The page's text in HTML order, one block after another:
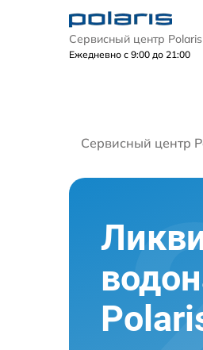
Сервисный центр Polaris
Ежедневно с 9:00 до 21:00
Сервисный центр